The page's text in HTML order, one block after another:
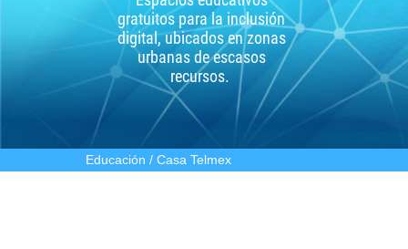
gratuitos para la inclusión
digital, ubicados en zonas
urbanas de escasos
recursos.
Educación / Casa Telmex